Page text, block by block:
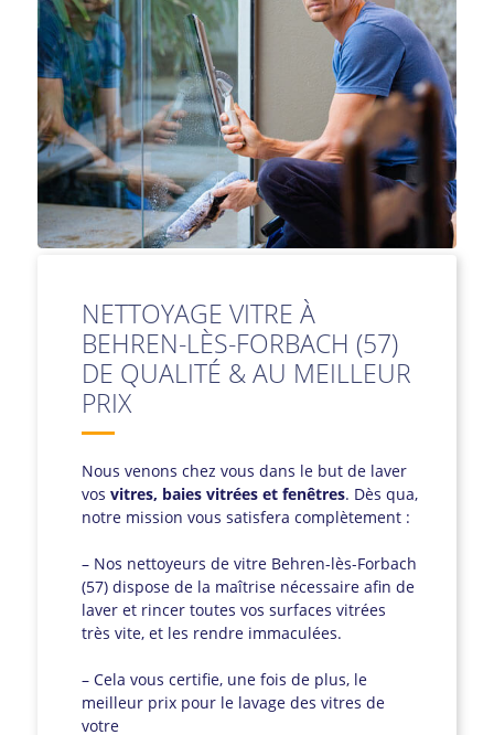
NETTOYAGE VITRE À
BEHREN-LÈS-FORBACH (57)
DE QUALITÉ & AU MEILLEUR
PRIX
Nous venons chez vous dans le but de laver
vos vitres, baies vitrées et fenêtres. Dès qua,
notre mission vous satisfera complètement :
– Nos nettoyeurs de vitre Behren-lès-Forbach
(57) dispose de la maîtrise nécessaire afin de
laver et rincer toutes vos surfaces vitrées
très vite, et les rendre immaculées.
– Cela vous certifie, une fois de plus, le
meilleur prix pour le lavage des vitres de
votre